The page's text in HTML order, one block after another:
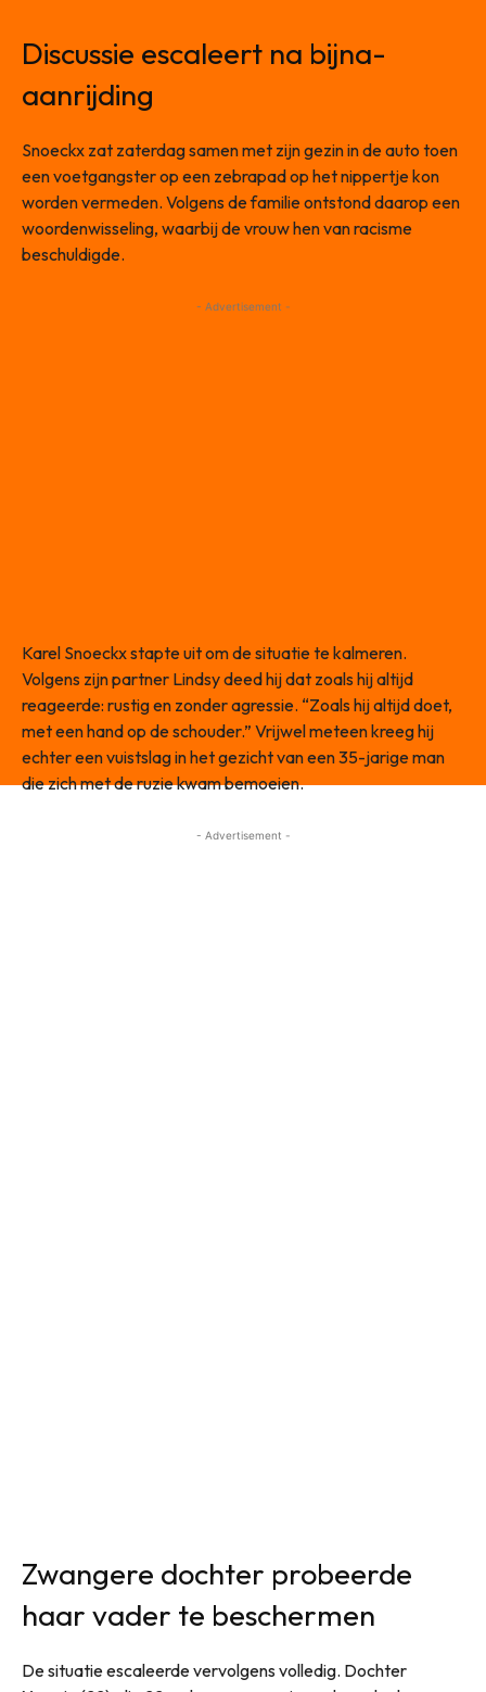
Discussie escaleert na bijna-
aanrijding
Snoeckx zat zaterdag samen met zijn gezin in de auto toen
een voetgangster op een zebrapad op het nippertje kon
worden vermeden. Volgens de familie ontstond daarop een
woordenwisseling, waarbij de vrouw hen van racisme
beschuldigde.
- Advertisement -
Karel Snoeckx stapte uit om de situatie te kalmeren.
Volgens zijn partner Lindsy deed hij dat zoals hij altijd
reageerde: rustig en zonder agressie. “Zoals hij altijd doet,
met een hand op de schouder.” Vrijwel meteen kreeg hij
echter een vuistslag in het gezicht van een 35-jarige man
die zich met de ruzie kwam bemoeien.
- Advertisement -
Zwangere dochter probeerde
haar vader te beschermen
De situatie escaleerde vervolgens volledig. Dochter